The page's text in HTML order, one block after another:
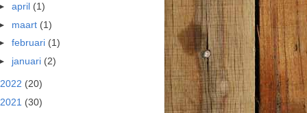
april (1)
maart (1)
februari (1)
januari (2)
2022 (20)
2021 (30)